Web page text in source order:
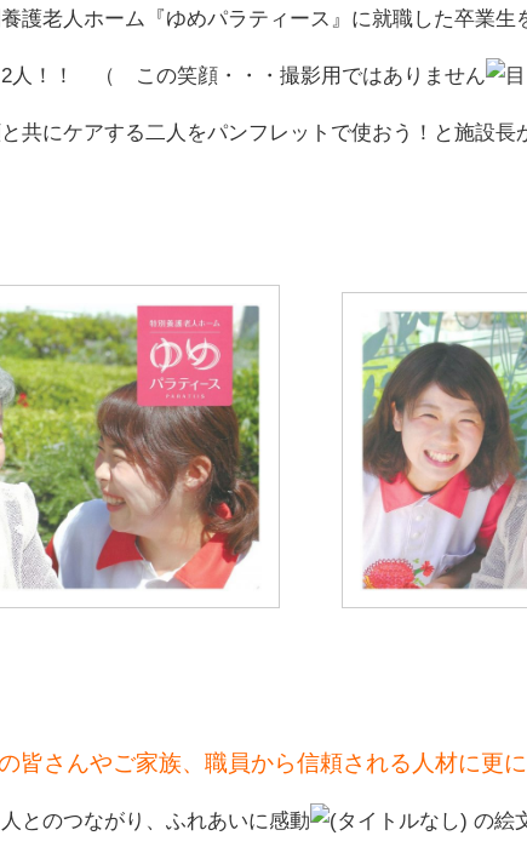
護老人ホーム『ゆめパラティース』に就職した卒業生
2人！！ （ この笑顔・・・撮影用ではありません
共にケアする二人をパンフレットで使おう！と施設長
皆さんやご家族、職員から信頼される人材に更
とのつながり、ふれあいに感動